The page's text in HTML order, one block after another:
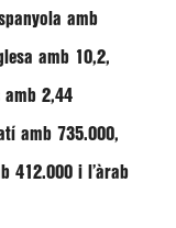
amb
amb 10,2,
amb 2,44
amb 735.000,
412.000 i l’àrab